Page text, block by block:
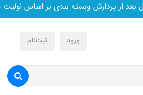
از پردازش وبسته بندی بر اساس
ورود ثبت‌نام